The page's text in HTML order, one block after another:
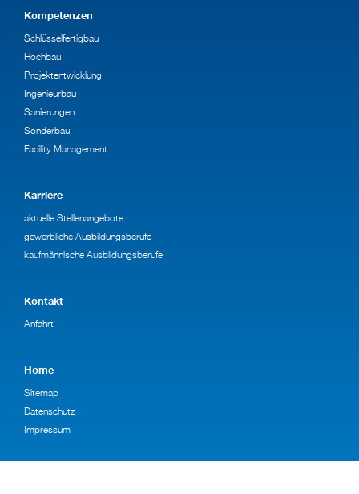
Kompetenzen
Schlüsselfertigbau
Hochbau
Projektentwicklung
Ingenieurbau
Sanierungen
Sonderbau
Facility Management
Karriere
aktuelle Stellenangebote
gewerbliche Ausbildungsberufe
kaufmännische Ausbildungsberufe
Kontakt
Anfahrt
Home
Sitemap
Datenschutz
Impressum